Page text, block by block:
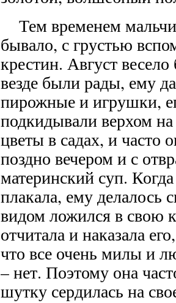
Тем временем
бывало, с грустью
крестин. Август
везде были рады, ему
пирожные и игрушки,
подкидывали верхом
цветы в садах, и часто
поздно вечером и с
материнский суп. Когда
плакала, ему делалось
видом ложился в свою
отчитала и наказала
что все очень милы и
– нет. Поэтому она
шутку сердилась на